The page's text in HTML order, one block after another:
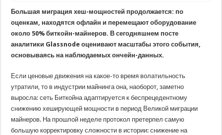
Большая миграция хеш-мощностей продолжается: по
оценкам, находятся офлайн и перемещают оборудование
около 50% биткойн-майнеров. В сегодняшнем посте
аналитики Glassnode оценивают масштабы этого события,
основываясь на наблюдаемых ончейн-данных.
Если ценовые движения на какое-то время волатильность
утратили, то в индустрии майнинга она, наоборот, заметно
выросла: сеть Биткойна адаптируется к беспрецедентному
снижению хеширующей мощности в период Великой миграции
майнеров. На прошлой неделе протокол претерпел самую
большую корректировку сложности в истории: снижение на